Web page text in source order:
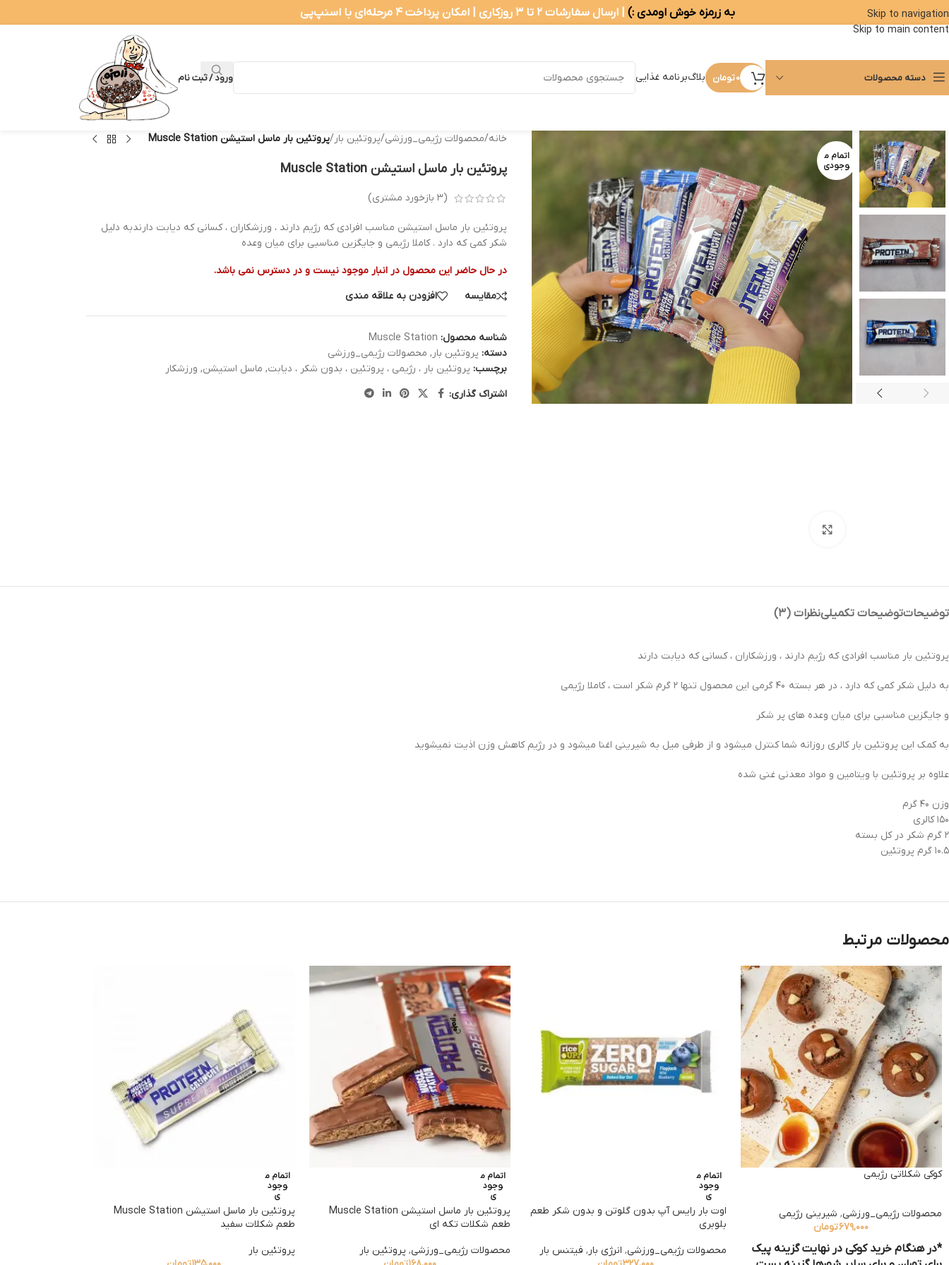
Skip to navigation
Skip to main content
به زرمزه خوش اومدی :) | ارسال سفارشات ۲ تا ۳ روزکاری | امکان پرداخت ۴ مرحله‌ای با اسنپ‌پی
دسته محصولات 0تومان بلاگبرنامه غذایی ورود / ثبت نام
اتمام م
وجودی
خانه/محصولات رژیمی_ورزشی/پروتئین بار/پروتئین‌ بار ماسل استیشن Muscle Station
پروتئین‌ بار ماسل استیشن Muscle Station
(۳بازخورد مشتری)
پروتئین بار ماسل استیشن مناسب افرادی که رژیم دارند ، ورزشکاران ، کسانی که دیابت دارندبه دلیل
شکر کمی که دارد . کاملا رژیمی و جایگزین مناسبی برای میان وعده
در حال حاضر این محصول در انبار موجود نیست و در دسترس نمی باشد.
مقایسه
افزودن به علاقه مندی
شناسه محصول: Muscle Station
دسته: پروتئین بار, محصولات رژیمی_ورزشی
برچسب: پروتئین بار ، رژیمی ، پروتئین ، بدون شکر ، دیابت, ماسل استیشن, ورزشکار
اشتراک گذاری:
توضیحاتتوضیحات تکمیلینظرات (۳)
پروتئین بار مناسب افرادی که رژیم دارند ، ورزشکاران ، کسانی که دیابت دارند
به دلیل شکر کمی که دارد ، در هر بسته ۴۰ گرمی این محصول تنها ۲ گرم شکر است ، کاملا رژیمی
و جایگزین مناسبی برای میان وعده های پر شکر
به کمک این پروتئین بار کالری روزانه شما کنترل میشود و از طرفی میل به شیرینی اغنا میشود و در رژیم کاهش وزن اذیت نمیشوید
علاوه بر پروتئین با ویتامین و مواد معدنی غنی شده
وزن ۴۰ گرم
۱۵۰ کالری
۲ گرم شکر در کل بسته
۱۰.۵ گرم پروتئین
محصولات مرتبط
کوکی شکلاتی رژیمی
محصولات رژیمی_ورزشی, شیرینی رژیمی
۶۷۹,۰۰۰تومان
*در هنگام خرید کوکی در نهایت گزینه پیک
اتمام م
وجود
ی
اوت بار رایس آپ بدون گلوتن و بدون شکر طعم
بلوبری
محصولات رژیمی_ورزشی, انرژی بار , فیتنس بار
اتمام م
وجود
ی
پروتئین‌ بار ماسل استیشن Muscle Station
طعم شکلات تکه ای
محصولات رژیمی_ورزشی, پروتئین بار
اتمام م
وجود
ی
پروتئین‌ بار ماسل استیشن Muscle Station
طعم شکلات سفید
پروتئین بار